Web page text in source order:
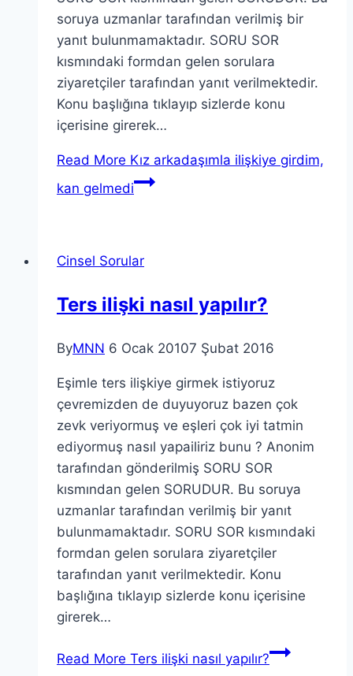
soruya uzmanlar tarafından verilmiş bir
yanıt bulunmamaktadır. SORU SOR
kısmındaki formdan gelen sorulara
ziyaretçiler tarafından yanıt verilmektedir.
Konu başlığına tıklayıp sizlerde konu
içerisine girerek…
Read More Kız arkadaşımla ilişkiye girdim,
kan gelmedi
Cinsel Sorular
Ters ilişki nasıl yapılır?
ByMNN 6 Ocak 20107 Şubat 2016
Eşimle ters ilişkiye girmek istiyoruz
çevremizden de duyuyoruz bazen çok
zevk veriyormuş ve eşleri çok iyi tatmin
ediyormuş nasıl yapailiriz bunu ? Anonim
tarafından gönderilmiş SORU SOR
kısmından gelen SORUDUR. Bu soruya
uzmanlar tarafından verilmiş bir yanıt
bulunmamaktadır. SORU SOR kısmındaki
formdan gelen sorulara ziyaretçiler
tarafından yanıt verilmektedir. Konu
başlığına tıklayıp sizlerde konu içerisine
girerek…
Read More Ters ilişki nasıl yapılır?